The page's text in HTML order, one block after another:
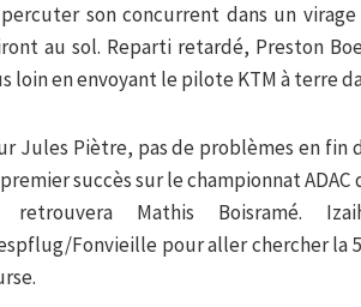
son concurrent dans un
au sol. Reparti retardé, Preston
loin en envoyant le pilote KTM à terre
Jules Piètre, pas de problèmes en fin
succès sur le championnat
retrouvera Mathis Boisramé.
Fonvieille pour aller chercher la